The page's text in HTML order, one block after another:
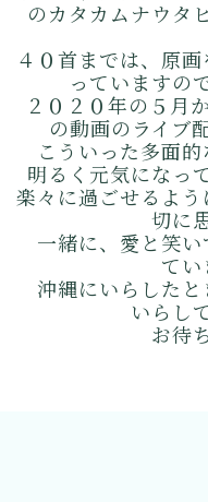
のカタカムナウタ
４０首までは、原
っていますの
２０２０年の５月
の動画のライブ
こういった多面的
明るく元気になっ
楽々に過ごせるよ
切に
一緒に、愛と笑い
てい
沖縄にいらしたと
いらし
お待